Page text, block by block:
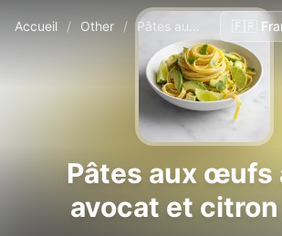
Accueil / Other / Pâtes aux œufs avec avocat et citron vert
Pâtes aux œufs
avocat et